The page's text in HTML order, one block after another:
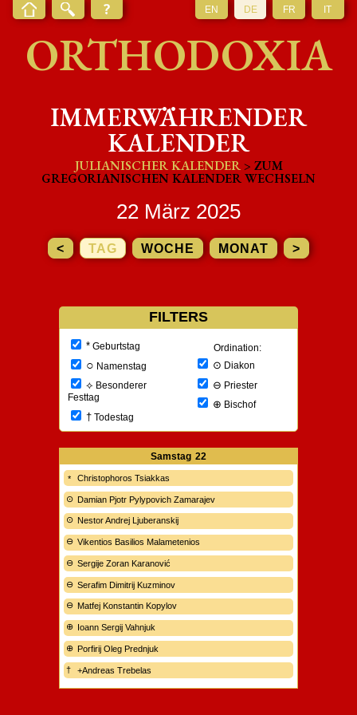
EN DE FR IT
ORTHODOXIA
IMMERWÄHRENDER
KALENDER
JULIANISCHER KALENDER > ZUM
GREGORIANISCHEN KALENDER WECHSELN
22 März 2025
< TAG WOCHE MONAT >
FILTERS
*Geburtstag
○ Namenstag
⟡ Besonderer
Festtag
†Todestag
Ordination:
⊙ Diakon
⊖ Priester
⊕ Bischof
Samstag 22
Christophoros Tsiakkas
Damian Pjotr Pylypovich Zamarajev
Nestor Andrej Ljuberanskij
Vikentios Basilios Malametenios
Sergije Zoran Karanović
Serafim Dimitrij Kuzminov
Matfej Konstantin Kopylov
Ioann Sergij Vahnjuk
Porfirij Oleg Prednjuk
+Andreas Trebelas